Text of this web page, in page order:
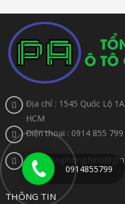
Địa chỉ : 1545 Quốc Lộ
HCM
Điện thoại : 0914 855 799
Email :
THÔNG TIN
0914855799